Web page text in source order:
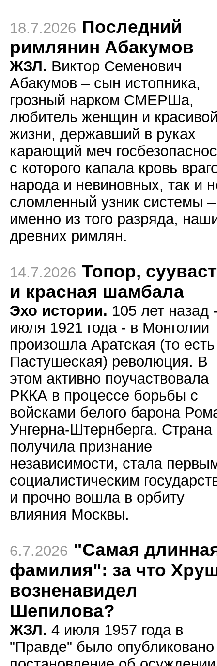
18.7.2026 Последний
римлянин Абакумов
ЖЗЛ. Виктор Семенович
Абакумов – сын истопника,
грозный нарком СМЕРШа,
любитель женщин и
жизни, державший в руках
карающий меч
с которого капала кровь
народа и невиновных, так и
сломленный узник системы –
именно из того разряда,
древних римлян.
14.7.2026 Топор,
и красная шамбала
Эхо истории. 105 лет назад
июля 1921 года - в Монголии
произошла Аратская (то есть
Пастушеская) революция. В
этом активно поучаствовала
РККА в процессе борьбы с
войсками белого барона
Унгерна-Штернберга. Страна
получила признание
независимости, стала
социалистическим
и прочно вошла в орбиту
влияния Москвы.
6.7.2026 "Самая
фамилия": за что
возненавидел
Шепилова?
ЖЗЛ. 4 июля 1957 года в
"Правде" было опубликовано